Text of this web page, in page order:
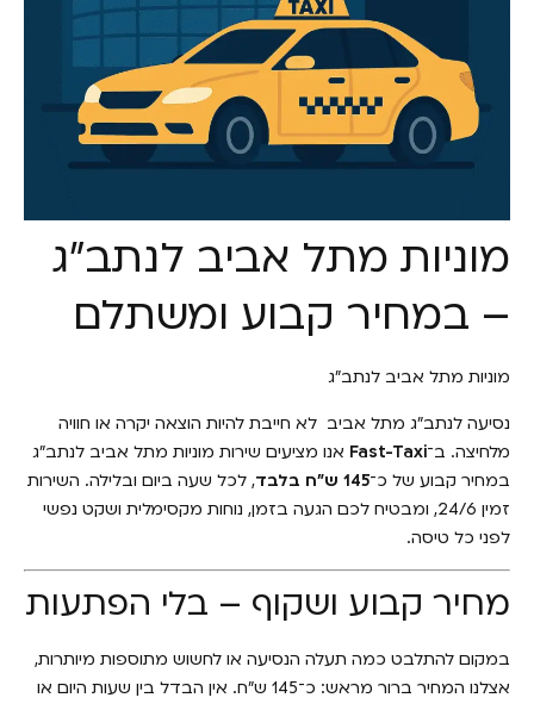
מוניות מתל אביב לנתב"ג
– במחיר קבוע ומשתלם
מוניות מתל אביב לנתב״ג
נסיעה לנתב"ג מתל אביב לא חייבת להיות הוצאה יקרה או חוויה
מלחיצה. ב־Fast-Taxiאנו מציעים שירות מוניות מתל אביב לנתב"ג
במחיר קבוע של כ־145 ש"ח בלבד
, לכל שעה ביום ובלילה. השירות
זמין 24/6, ומבטיח לכם הגעה בזמן, נוחות מקסימלית ושקט נפשי
לפני כל טיסה.
מחיר קבוע ושקוף – בלי הפתעות
במקום להתלבט כמה תעלה הנסיעה או לחשוש מתוספות מיותרות,
אצלנו המחיר ברור מראש: כ־145 ש"ח. אין הבדל בין שעות היום או